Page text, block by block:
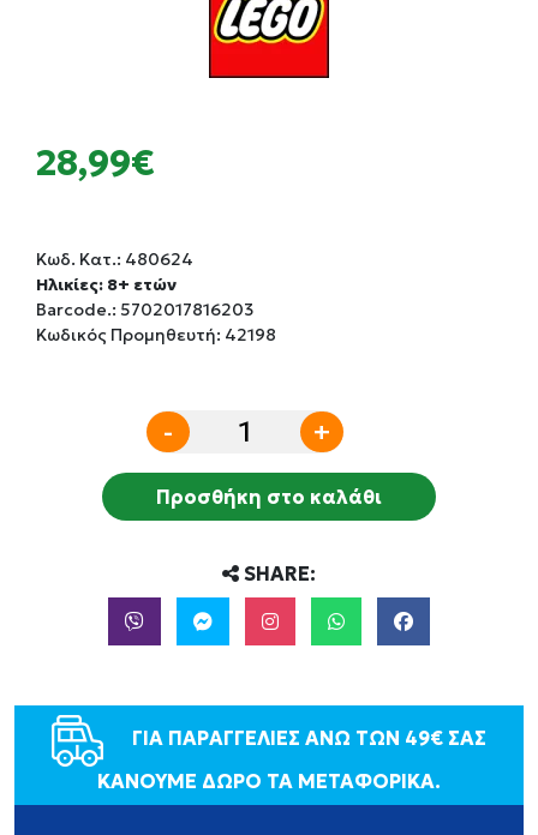
28,99€
Κωδ. Κατ.: 480624
Ηλικίες: 8+ ετών
Barcode.: 5702017816203
Κωδικός Προμηθευτή: 42198
- +
Προσθήκη στο καλάθι
SHARE:
ΓΙΑ ΠΑΡΑΓΓΕΛΙΕΣ ΑΝΩ ΤΩΝ 49€ ΣΑΣ
ΚΑΝΟΥΜΕ ΔΩΡΟ ΤΑ ΜΕΤΑΦΟΡΙΚΑ.